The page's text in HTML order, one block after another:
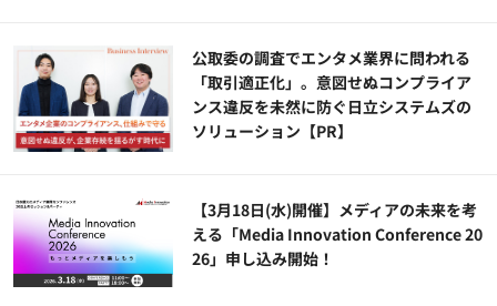
公​​取委の調査でエンタメ業界に問われる
「取引適正化」。意図せぬコンプライア
ンス違反を未然に防ぐ日立システムズの
ソリューション​【PR】
【3月18日(水)開催】メディアの未来を考
える「Media Innovation Conference 20
26」申し込み開始！